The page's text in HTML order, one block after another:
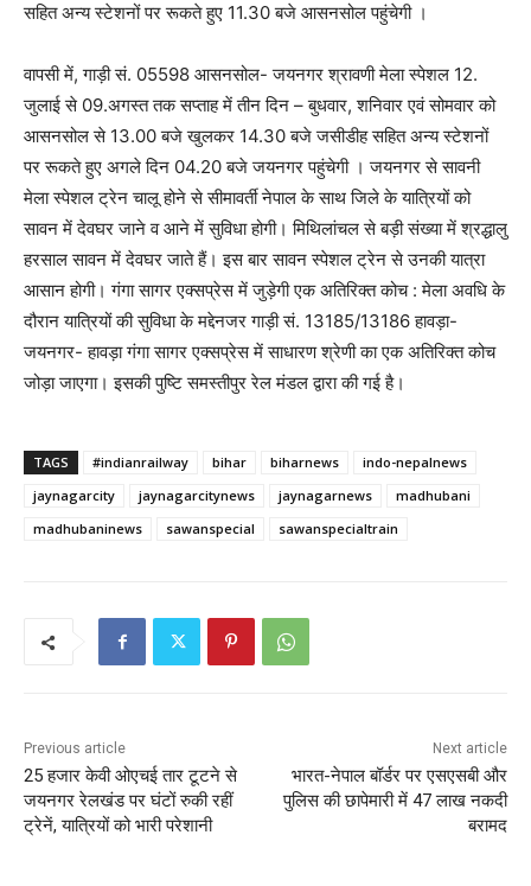
सहित अन्य स्टेशनों पर रूकते हुए 11.30 बजे आसनसोल पहुंचेगी ।
वापसी में, गाड़ी सं. 05598 आसनसोल- जयनगर श्रावणी मेला स्पेशल 12.
जुलाई से 09.अगस्त तक सप्ताह में तीन दिन – बुधवार, शनिवार एवं सोमवार को
आसनसोल से 13.00 बजे खुलकर 14.30 बजे जसीडीह सहित अन्य स्टेशनों
पर रूकते हुए अगले दिन 04.20 बजे जयनगर पहुंचेगी । जयनगर से सावनी
मेला स्पेशल ट्रेन चालू होने से सीमावर्ती नेपाल के साथ जिले के यात्रियों को
सावन में देवघर जाने व आने में सुविधा होगी। मिथिलांचल से बड़ी संख्या में श्रद्धालु
हरसाल सावन में देवघर जाते हैं। इस बार सावन स्पेशल ट्रेन से उनकी यात्रा
आसान होगी। गंगा सागर एक्सप्रेस में जुड़ेगी एक अतिरिक्त कोच : मेला अवधि के
दौरान यात्रियों की सुविधा के मद्देनजर गाड़ी सं. 13185/13186 हावड़ा-
जयनगर- हावड़ा गंगा सागर एक्सप्रेस में साधारण श्रेणी का एक अतिरिक्त कोच
जोड़ा जाएगा। इसकी पुष्टि समस्तीपुर रेल मंडल द्वारा की गई है।
TAGS #indianrailway bihar biharnews
indo-nepalnews
jaynagarcity
jaynagarcitynews jaynagarnews
madhubani
madhubaninews
sawanspecial sawanspecialtrain
Previous article
25 हजार केवी ओएचई तार टूटने से
जयनगर रेलखंड पर घंटों रुकी रहीं
ट्रेनें, यात्रियों को भारी परेशानी
Next article
भारत-नेपाल बॉर्डर पर एसएसबी और
पुलिस की छापेमारी में 47 लाख नकदी
बरामद